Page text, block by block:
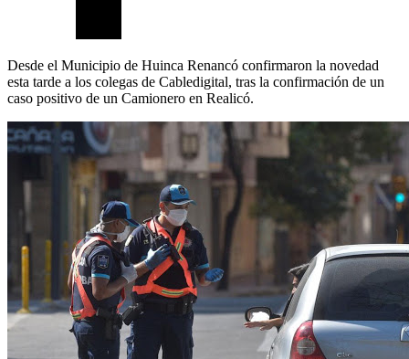
Desde el Municipio de Huinca Renancó confirmaron la novedad
esta tarde a los colegas de Cabledigital, tras la confirmación de un
caso positivo de un Camionero en Realicó.